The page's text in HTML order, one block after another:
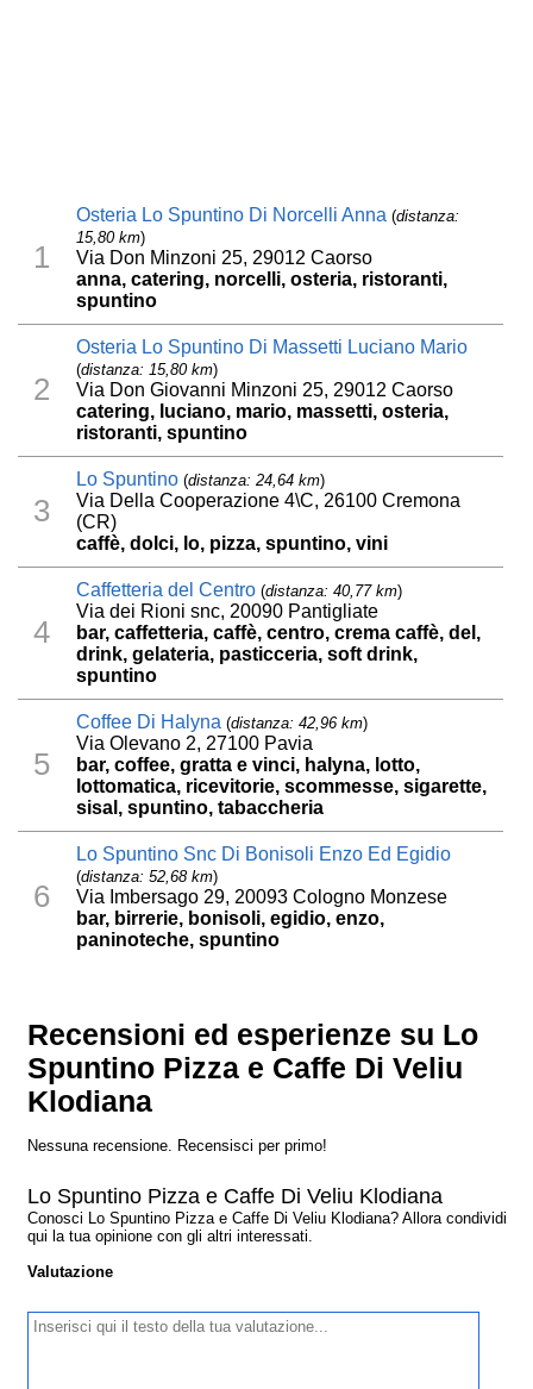
1
Osteria Lo Spuntino Di Norcelli Anna (distanza:
15,80 km)
Via Don Minzoni 25, 29012 Caorso
anna, catering, norcelli, osteria, ristoranti,
spuntino
2
Osteria Lo Spuntino Di Massetti Luciano Mario
(distanza: 15,80 km)
Via Don Giovanni Minzoni 25, 29012 Caorso
catering, luciano, mario, massetti, osteria,
ristoranti, spuntino
3
Lo Spuntino (distanza: 24,64 km)
Via Della Cooperazione 4\C, 26100 Cremona
(CR)
caffè, dolci, lo, pizza, spuntino, vini
4
Caffetteria del Centro (distanza: 40,77 km)
Via dei Rioni snc, 20090 Pantigliate
bar, caffetteria, caffè, centro, crema caffè, del,
drink, gelateria, pasticceria, soft drink,
spuntino
5
Coffee Di Halyna (distanza: 42,96 km)
Via Olevano 2, 27100 Pavia
bar, coffee, gratta e vinci, halyna, lotto,
lottomatica, ricevitorie, scommesse, sigarette,
sisal, spuntino, tabaccheria
6
Lo Spuntino Snc Di Bonisoli Enzo Ed Egidio
(distanza: 52,68 km)
Via Imbersago 29, 20093 Cologno Monzese
bar, birrerie, bonisoli, egidio, enzo,
paninoteche, spuntino
Recensioni ed esperienze su Lo
Spuntino Pizza e Caffe Di Veliu
Klodiana
Nessuna recensione. Recensisci per primo!
Lo Spuntino Pizza e Caffe Di Veliu Klodiana
Conosci Lo Spuntino Pizza e Caffe Di Veliu Klodiana? Allora condividi
qui la tua opinione con gli altri interessati.
Valutazione